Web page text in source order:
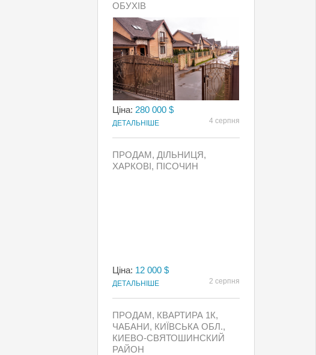
ОБУХІВ
Ціна: 280 000 $
ДЕТАЛЬНІШЕ 4 серпня
ПРОДАМ, ДІЛЬНИЦЯ,
ХАРКОВІ, ПІСОЧИН
Ціна: 12 000 $
ДЕТАЛЬНІШЕ 2 серпня
ПРОДАМ, КВАРТИРА 1К,
ЧАБАНИ, КИЇВСЬКА ОБЛ.,
КИЕВО-СВЯТОШИНСКИЙ
РАЙОН